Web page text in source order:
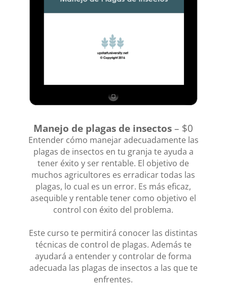
Manejo de plagas de insectos – $0
Entender cómo manejar adecuadamente las
plagas de insectos en tu granja te ayuda a
tener éxito y ser rentable. El objetivo de
muchos agricultores es erradicar todas las
plagas, lo cual es un error. Es más eficaz,
asequible y rentable tener como objetivo el
control con éxito del problema.
Este curso te permitirá conocer las distintas
técnicas de control de plagas. Además te
ayudará a entender y controlar de forma
adecuada las plagas de insectos a las que te
enfrentes.